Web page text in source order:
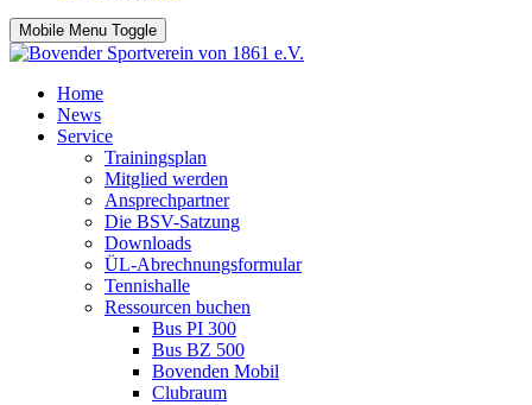
Mobile Menu Toggle
Home
News
Service
Trainingsplan
Mitglied werden
Ansprechpartner
Die BSV-Satzung
Downloads
ÜL-Abrechnungsformular
Tennishalle
Ressourcen buchen
Bus PI 300
Bus BZ 500
Bovenden Mobil
Clubraum